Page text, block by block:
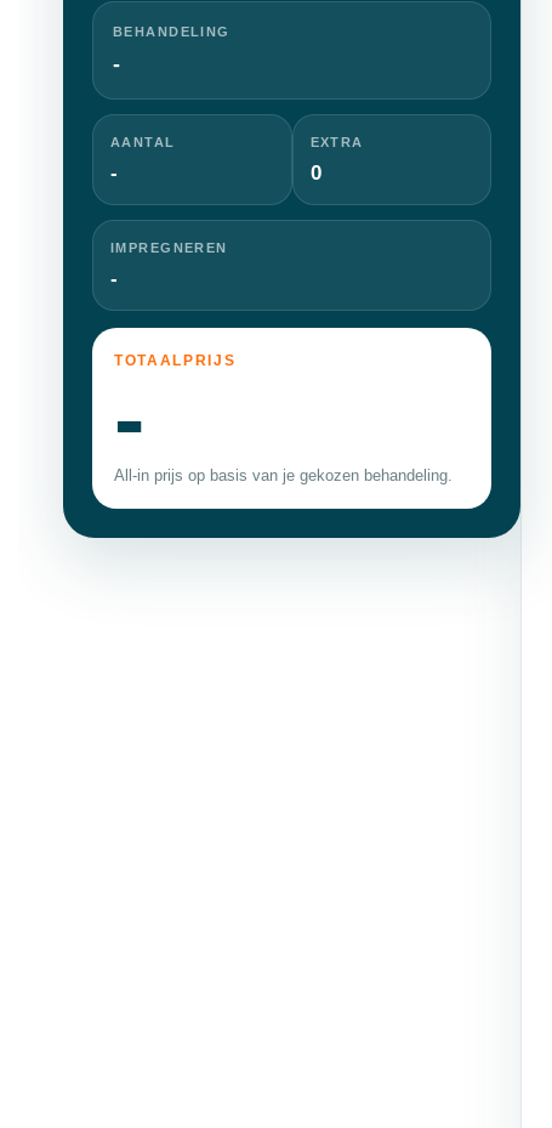
BEHANDELING
-
AANTAL
-
EXTRA
0
IMPREGNEREN
-
TOTAALPRIJS
-
All-in prijs op basis van je gekozen behandeling.